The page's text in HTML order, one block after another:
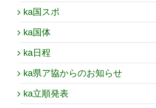
ka国スポ
ka国体
ka日程
ka県ア協からのお知らせ
ka立順発表